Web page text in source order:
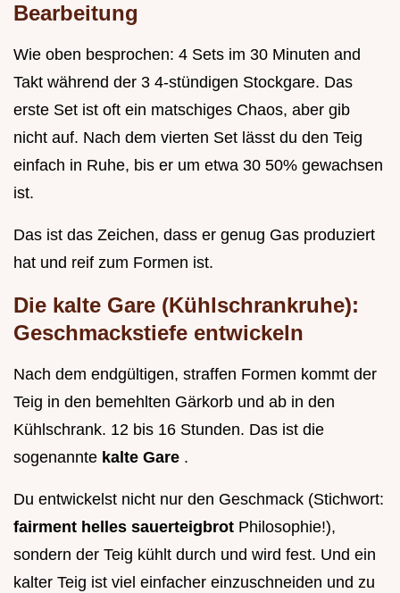
Bearbeitung
Wie oben besprochen: 4 Sets im 30 Minuten and
Takt während der 3 4-stündigen Stockgare. Das
erste Set ist oft ein matschiges Chaos, aber gib
nicht auf. Nach dem vierten Set lässt du den Teig
einfach in Ruhe, bis er um etwa 30 50% gewachsen
ist.
Das ist das Zeichen, dass er genug Gas produziert
hat und reif zum Formen ist.
Die kalte Gare (Kühlschrankruhe):
Geschmackstiefe entwickeln
Nach dem endgültigen, straffen Formen kommt der
Teig in den bemehlten Gärkorb und ab in den
Kühlschrank. 12 bis 16 Stunden. Das ist die
sogenannte kalte Gare .
Du entwickelst nicht nur den Geschmack (Stichwort:
fairment helles sauerteigbrot Philosophie!),
sondern der Teig kühlt durch und wird fest. Und ein
kalter Teig ist viel einfacher einzuschneiden und zu